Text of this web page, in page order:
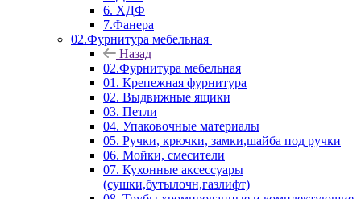
6. ХДФ
7.Фанера
02.Фурнитура мебельная
Назад
02.Фурнитура мебельная
01. Крепежная фурнитура
02. Выдвижные ящики
03. Петли
04. Упаковочные материалы
05. Ручки, крючки, замки,шайба под ручки
06. Мойки, смесители
07. Кухонные аксессуары
(сушки,бутылочн,газлифт)